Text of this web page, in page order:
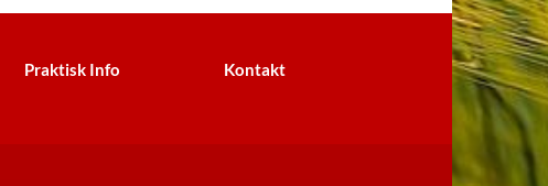
Praktisk Info Kontakt